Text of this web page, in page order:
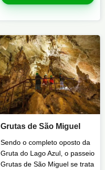
Grutas de São Miguel
Sendo o completo oposto da
Gruta do Lago Azul, o passeio
Grutas de São Miguel se trata